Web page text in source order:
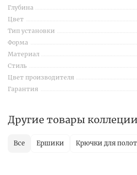
Глубина
Цвет
Тип установки
Форма
Материал
Стиль
Цвет производителя
Гарантия
Другие товары
Все Ершики Крючки для